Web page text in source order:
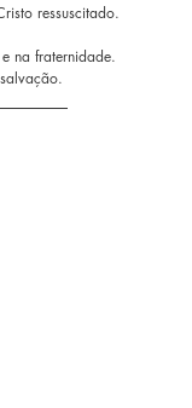
ressuscitado.
na fraternidade.